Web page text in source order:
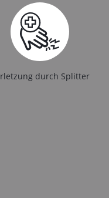
durch Splitter